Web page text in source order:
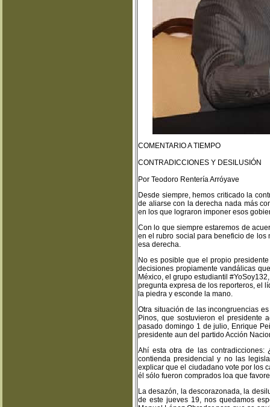
COMENTARIO A TIEMPO
CONTRADICCIONES Y DESILUSIÓN
Por Teodoro Rentería Arróyave
Desde siempre, hemos criticado la
de aliarse con la derecha nada más
en los que lograron imponer esos
Con lo que siempre estaremos de
en el rubro social para beneficio de los
esa derecha.
No es posible que el propio
decisiones propiamente vandálicas
México, el grupo estudiantil
pregunta expresa de los reporteros, el
la piedra y esconde la mano.
Otra situación de las incongruencias
Pinos, que sostuvieron el presidente
pasado domingo 1 de julio, Enrique
presidente aun del partido Acción
Ahí esta otra de las contradicciones:
contienda presidencial y no las
explicar que el ciudadano vote por los
él sólo fueron comprados loa que
La desazón, la descorazonada, la
de este jueves 19, nos quedamos